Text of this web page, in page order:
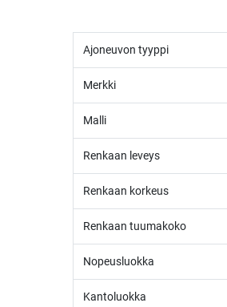
Ajoneuvon tyyppi
Merkki
Malli
Renkaan leveys
Renkaan korkeus
Renkaan tuumakoko
Nopeusluokka
Kantoluokka